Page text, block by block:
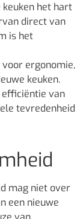
keuken het hart
direct van
is het
ergonomie,
keuken.
efficiëntie van
tevredenheid
mag niet over
een nieuwe